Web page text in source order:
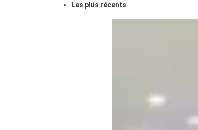
Les plus récents